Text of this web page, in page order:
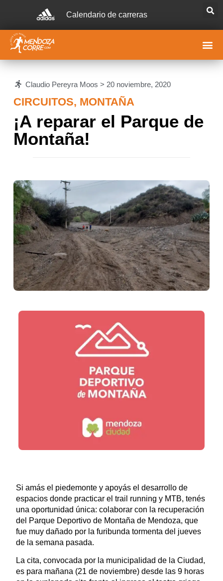
Calendario de carreras
Claudio Pereyra Moos > 20 noviembre, 2020
CIRCUITOS, MONTAÑA
¡A reparar el Parque de
Montaña!
Si amás el piedemonte y apoyás el desarrollo de
espacios donde practicar el trail running y MTB, tenés
una oportunidad única: colaborar con la recuperación
del Parque Deportivo de Montaña de Mendoza, que
fue muy dañado por la furibunda tormenta del jueves
de la semana pasada.
La cita, convocada por la municipalidad de la Ciudad,
es para mañana (21 de noviembre) desde las 9 horas